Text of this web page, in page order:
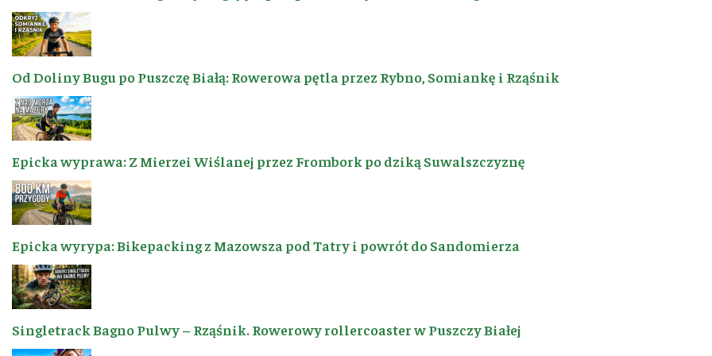
Od Doliny Bugu po Puszczę Białą: Rowerowa pętla przez Rybno, Somiankę i Rząśnik
Epicka wyprawa: Z Mierzei Wiślanej przez Frombork po dziką Suwalszczyznę
Epicka wyrypa: Bikepacking z Mazowsza pod Tatry i powrót do Sandomierza
Singletrack Bagno Pulwy – Rząśnik. Rowerowy rollercoaster w Puszczy Białej